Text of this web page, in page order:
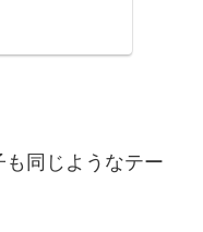
も同じようなテー